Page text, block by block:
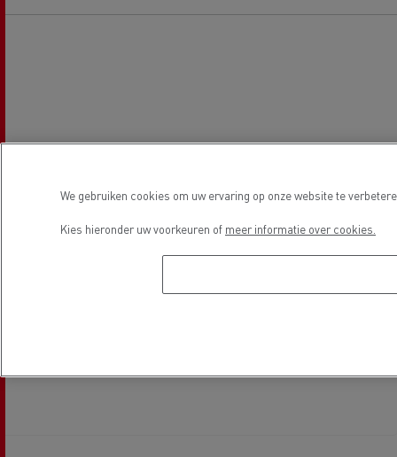
We gebruiken cookies om uw ervaring op onze website te
Kies hieronder uw voorkeuren of meer informatie over cookies.